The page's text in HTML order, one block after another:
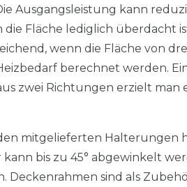
Ausgangsleistung kann
die Fläche lediglich überdacht
wenn die Fläche von
berechnet werden.
zwei Richtungen erzielt man
mitgelieferten Halterungen
bis zu 45° abgewinkelt
Deckenrahmen sind als